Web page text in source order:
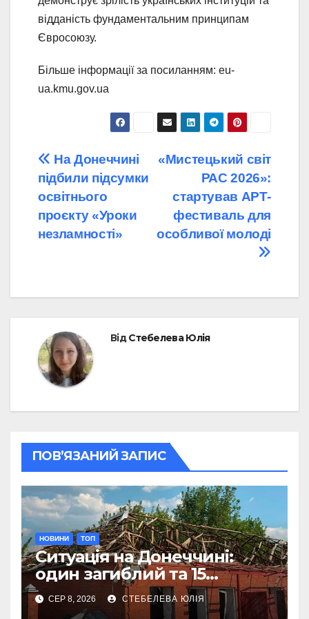
відданість фундаментальним принципам
Євросоюзу.
Більше інформації за посиланням: eu-
ua.kmu.gov.ua
Навігація
записів
«Мистецький світ
РАС 2026»:
стартував АРТ-
фестиваль для
особливої молоді
На Донеччині
підбили підсумки
освітнього
проєкту «Уроки
незламності»
ВідСтебелева Юлія
ПОВ’ЯЗАНИЙ ЗАПИС
НОВИНИ ТОП
Ситуація на Донеччині:
один загиблий та 15
поранених за добу
СЕР 8, 2026 СТЕБЕЛЕВА ЮЛІЯ